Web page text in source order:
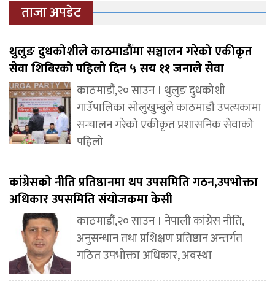
ताजा अपडेट
थुलुङ दुधकोशीले काठमाडौंमा सञ्चालन गरेको एकीकृत
सेवा शिबिरको पहिलो दिन ५ सय ११ जनाले सेवा
काठमाडौं,२० साउन । थुलुङ दुधकोशी
गाउँपालिका सोलुखुम्बुले काठमाडौ उपत्यकामा
सन्चालन गरेको एकीकृत प्रशासनिक सेवाको
पहिलो
कांग्रेसको नीति प्रतिष्ठानमा थप उपसमिति गठन,उपभोक्ता
अधिकार उपसमिति संयोजकमा केसी
काठमाडौं,२० साउन । नेपाली कांग्रेस नीति,
अनुसन्धान तथा प्रशिक्षण प्रतिष्ठान अन्तर्गत
गठित उपभोक्ता अधिकार, अवस्था